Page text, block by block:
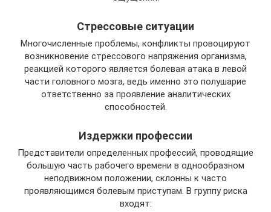
Стрессовые ситуации
Многочисленные проблемы, конфликты провоцируют
возникновение стрессового напряжения организма,
реакцией которого является болевая атака в левой
части головного мозга, ведь именно это полушарие
ответственно за проявление аналитических
способностей.
Издержки профессии
Представители определенных профессий, проводящие
большую часть рабочего времени в однообразном
неподвижном положении, склонны к часто
проявляющимся болевым приступам. В группу риска
входят: